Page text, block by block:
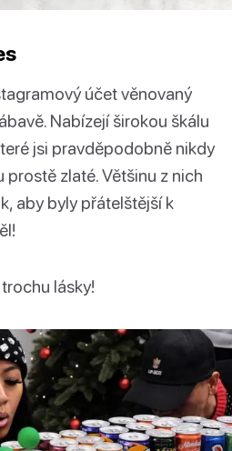
účet věnovaný
Nabízejí širokou škálu
jsi pravděpodobně nikdy
zlaté. Většinu z nich
aby byly přátelštější k
trochu lásky!